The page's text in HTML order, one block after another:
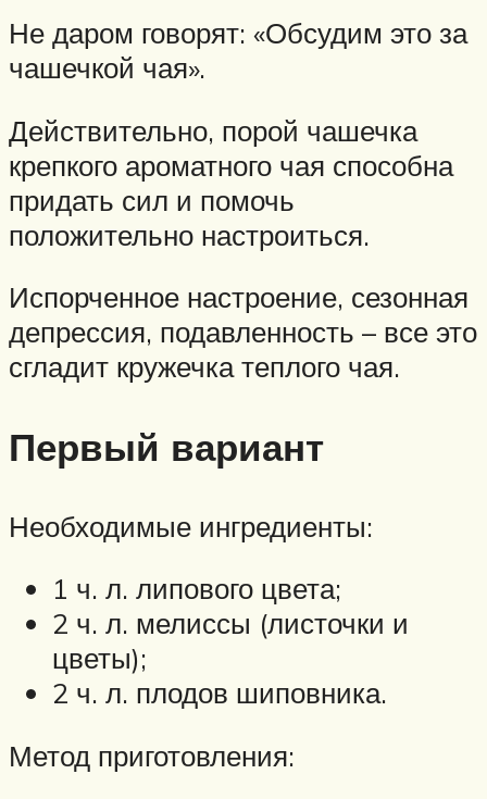
Не даром говорят: «Обсудим это за
чашечкой чая».
Действительно, порой чашечка
крепкого ароматного чая способна
придать сил и помочь
положительно настроиться.
Испорченное настроение, сезонная
депрессия, подавленность – все это
сгладит кружечка теплого чая.
Первый вариант
Необходимые ингредиенты:
1 ч. л. липового цвета;
2 ч. л. мелиссы (листочки и
цветы);
2 ч. л. плодов шиповника.
Метод приготовления: